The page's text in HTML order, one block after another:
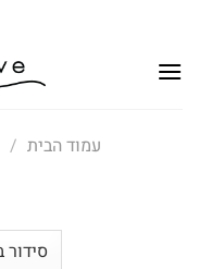
content
עמוד הבית /